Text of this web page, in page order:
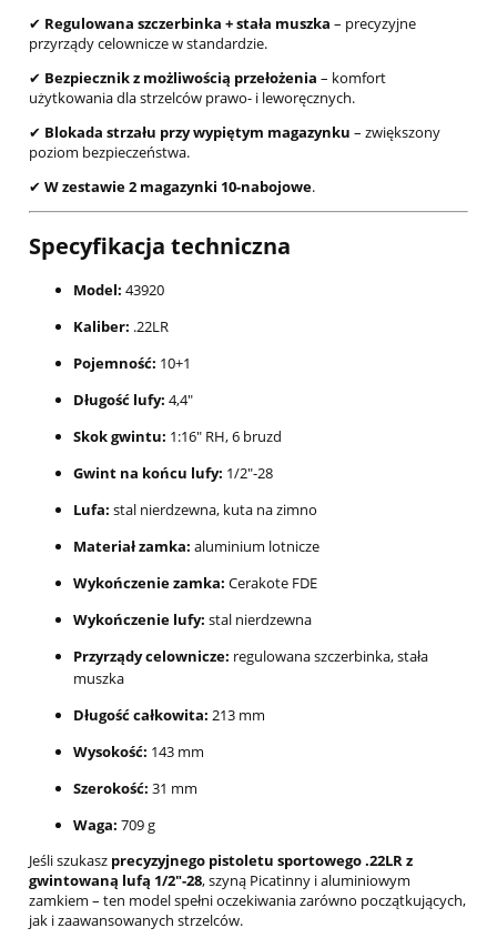
✔ Regulowana szczerbinka + stała muszka – precyzyjne
przyrządy celownicze w standardzie.
✔ Bezpiecznik z możliwością przełożenia – komfort
użytkowania dla strzelców prawo- i leworęcznych.
✔ Blokada strzału przy wypiętym magazynku – zwiększony
poziom bezpieczeństwa.
✔ W zestawie 2 magazynki 10-nabojowe.
Specyfikacja techniczna
Model: 43920
Kaliber: .22LR
Pojemność: 10+1
Długość lufy: 4,4"
Skok gwintu: 1:16" RH, 6 bruzd
Gwint na końcu lufy: 1/2"-28
Lufa: stal nierdzewna, kuta na zimno
Materiał zamka: aluminium lotnicze
Wykończenie zamka: Cerakote FDE
Wykończenie lufy: stal nierdzewna
Przyrządy celownicze: regulowana szczerbinka, stała
muszka
Długość całkowita: 213 mm
Wysokość: 143 mm
Szerokość: 31 mm
Waga: 709 g
Jeśli szukasz precyzyjnego pistoletu sportowego .22LR z
gwintowaną lufą 1/2"-28, szyną Picatinny i aluminiowym
zamkiem – ten model spełni oczekiwania zarówno początkujących,
jak i zaawansowanych strzelców.